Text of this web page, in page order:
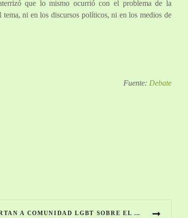
que lo mismo ocurrió con el problema de la
ni en los discursos políticos, ni en los medios de
Fuente: Debate
ALERTAN A COMUNIDAD LGBT SOBRE EL PELIGROSO EMOJI DE DIAMANTE, ¿QUÉ SIGNIFICA?